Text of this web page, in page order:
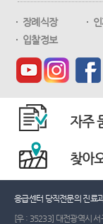
장례식장
입찰정보
자주
찾아
응급센터 당직전문의 진료
[우 : 35233] 대전광역시